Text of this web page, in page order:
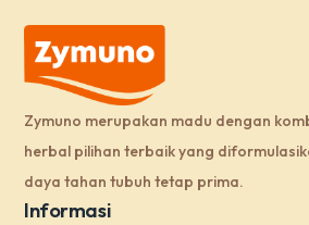
Zymuno merupakan madu dengan
herbal pilihan terbaik yang
daya tahan tubuh tetap prima.
Informasi